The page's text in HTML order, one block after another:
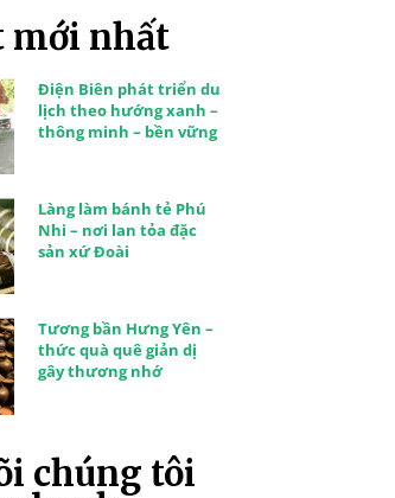
mới nhất
Điện Biên phát triển du
lịch theo hướng xanh –
thông minh – bền vững
Làng làm bánh tẻ Phú
Nhi – nơi lan tỏa đặc
sản xứ Đoài
Tương bần Hưng Yên –
thức quà quê giản dị
gây thương nhớ
chúng tôi